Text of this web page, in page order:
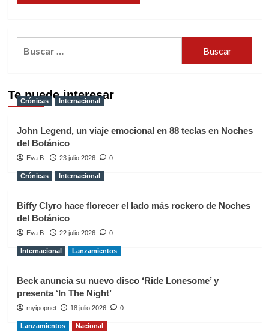
Te puede interesar
Crónicas Internacional
John Legend, un viaje emocional en 88 teclas en Noches
del Botánico
Eva B. 23 julio 2026 0
Crónicas Internacional
Biffy Clyro hace florecer el lado más rockero de Noches
del Botánico
Eva B. 22 julio 2026 0
Internacional Lanzamientos
Beck anuncia su nuevo disco ‘Ride Lonesome’ y
presenta ‘In The Night’
myipopnet 18 julio 2026 0
Lanzamientos Nacional